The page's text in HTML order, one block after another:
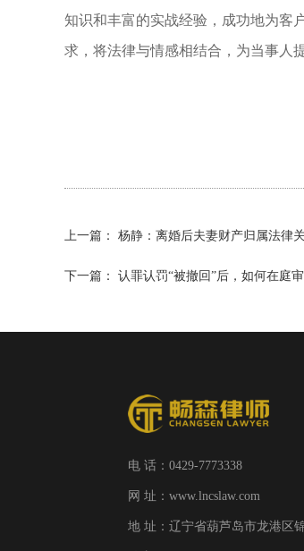
知识和丰富的实战经验，成功地为客
求，将法律与情感相结合，为当事人
上一篇： 杨静：离婚后夫妻财产归属法律
下一篇： 认罪认罚“被撤回”后，如何在庭
电 话：0429-7773338
网 址：www.lncslaw.com
地 址：辽宁省葫芦岛市龙港区